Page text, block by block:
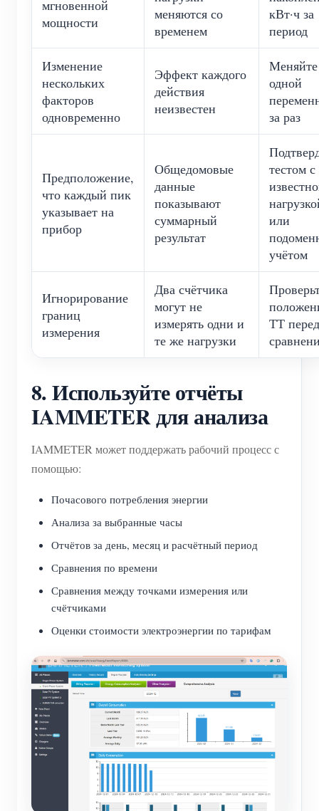
мгновенной
мощности
меняются со
временем
кВт·ч за
период
Изменение
нескольких
факторов
одновременно
Эффект каждого
действия
неизвестен
одной
за раз
Предположение,
что каждый пик
указывает на
прибор
Общедомовые
данные
показывают
суммарный
результат
тестом с
или
учётом
Игнорирование
границ
измерения
Два счётчика
могут не
измерять одни и
те же нагрузки
ТТ перед
8. Используйте отчёты
IAMMETER для анализа
IAMMETER может поддержать рабочий процесс с
помощью:
Почасового потребления энергии
Анализа за выбранные часы
Отчётов за день, месяц и расчётный период
Сравнения по времени
Сравнения между точками измерения или
счётчиками
Оценки стоимости электроэнергии по тарифам